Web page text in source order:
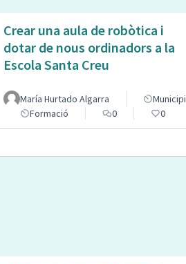
Crear una aula de robòtica i
dotar de nous ordinadors a la
Escola Santa Creu
María Hurtado Algarra
Municipi
Formació
0 0